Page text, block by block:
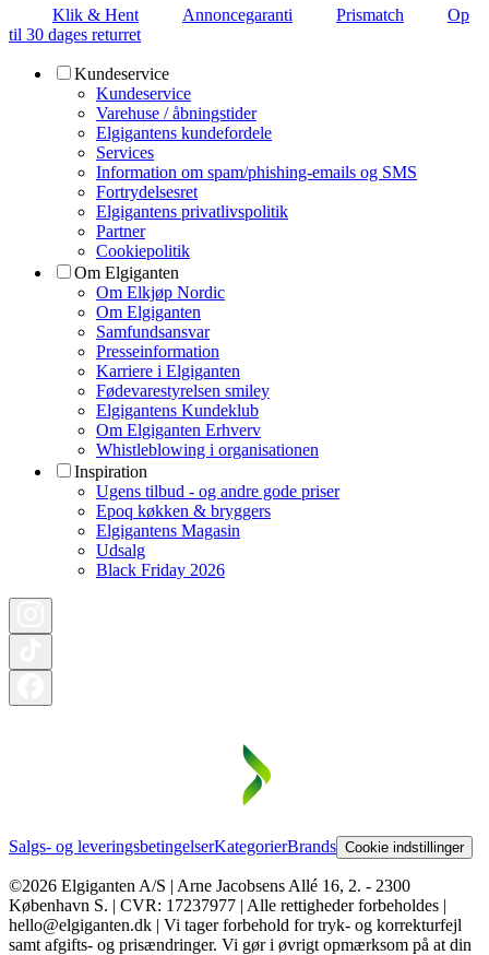
Klik & Hent Annoncegaranti Prismatch
Op
til 30 dages returret
Kundeservice
Kundeservice
Varehuse / åbningstider
Elgigantens kundefordele
Services
Information om spam/phishing-emails og SMS
Fortrydelsesret
Elgigantens privatlivspolitik
Partner
Cookiepolitik
Om Elgiganten
Om Elkjøp Nordic
Om Elgiganten
Samfundsansvar
Presseinformation
Karriere i Elgiganten
Fødevarestyrelsen smiley
Elgigantens Kundeklub
Om Elgiganten Erhverv
Whistleblowing i organisationen
Inspiration
Ugens tilbud - og andre gode priser
Epoq køkken & bryggers
Elgigantens Magasin
Udsalg
Black Friday 2026
Salgs- og leveringsbetingelserKategorierBrands Cookie indstillinger
©2026 Elgiganten A/S | Arne Jacobsens Allé 16, 2. - 2300
København S. | CVR: 17237977 | Alle rettigheder forbeholdes |
hello@elgiganten.dk | Vi tager forbehold for tryk- og korrekturfejl
samt afgifts- og prisændringer. Vi gør i øvrigt opmærksom på at din